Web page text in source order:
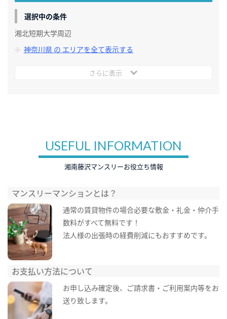
選択中の条件
湘北短期大学周辺
神奈川県 の エリアを全て表示する
さらに表示
USEFUL INFORMATION
湘南藤沢マンスリーお役立ち情報
マンスリーマンションとは？
通常の賃貸物件の場合必要な敷金・礼金・仲介手
数料がすべて無料です！
法人様の出張時の経費削減にもおすすめです。
お支払い方法について
お申し込み確定後、ご請求書・ご利用案内等をお
送り致します。